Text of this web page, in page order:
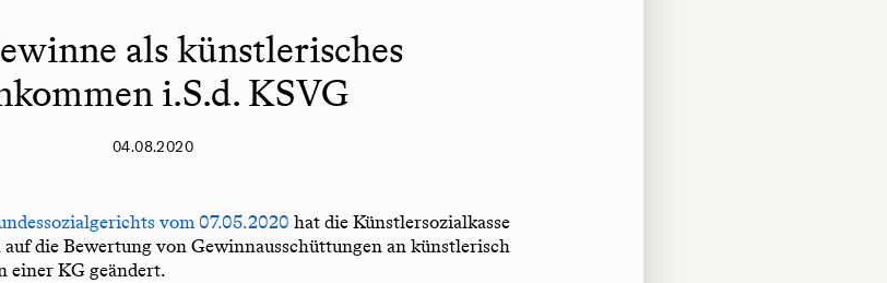
als künstlerisches
i.S.d. KSVG
04.08.2020
vom 07.05.2020 hat die Künstlersozialkasse
auf die Bewertung von Gewinnausschüttungen an künstlerisch
einer KG geändert.